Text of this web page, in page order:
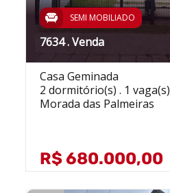
SEMI MOBILIADO
7634 . Venda
Casa Geminada
2 dormitório(s) . 1 vaga(s)
Morada das Palmeiras
R$ 680.000,00